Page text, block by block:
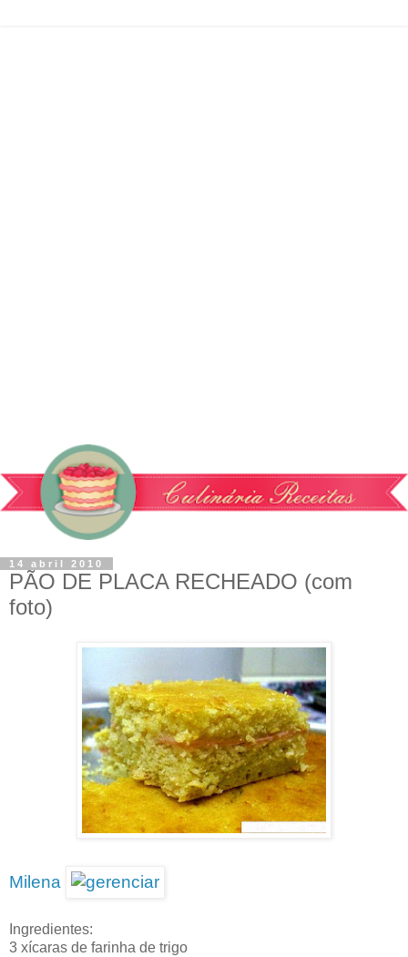
14 abril 2010
PÃO DE PLACA RECHEADO (com
foto)
Milena
Ingredientes:
3 xícaras de farinha de trigo